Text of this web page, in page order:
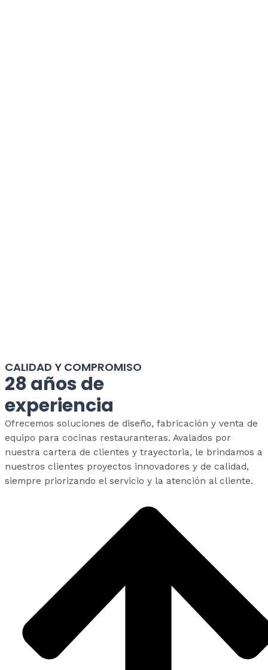
CALIDAD Y COMPROMISO
28 años de
experiencia
Ofrecemos soluciones de diseño, fabricación y venta de
equipo para cocinas restauranteras. Avalados por
nuestra cartera de clientes y trayectoria, le brindamos a
nuestros clientes proyectos innovadores y de calidad,
siempre priorizando el servicio y la atención al cliente.